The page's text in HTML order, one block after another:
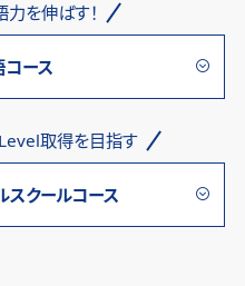
を伸ばす！
ース
取得を目指す
スクールコース